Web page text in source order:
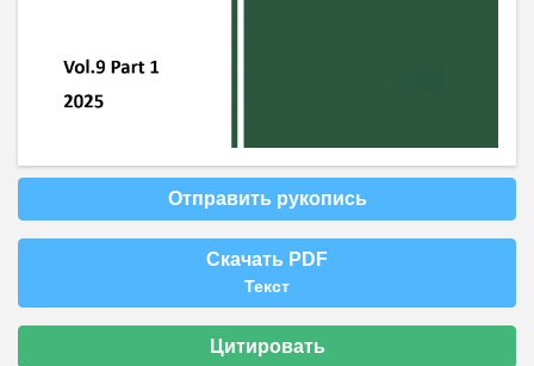
Отправить рукопись
Скачать PDF
Текст
Цитировать